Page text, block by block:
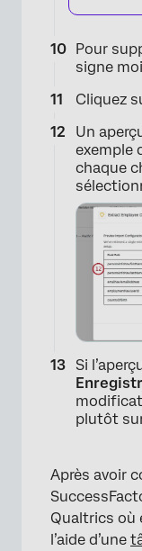
Pour
signe
Cliquez
Un
exemple
chaque
Si
plutôt
Après avoir
Qualtrics où
l’aide d’une